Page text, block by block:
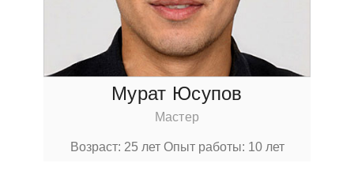
Мурат Юсупов
Мастер
Возраст: 25 летОпыт работы: 10 лет